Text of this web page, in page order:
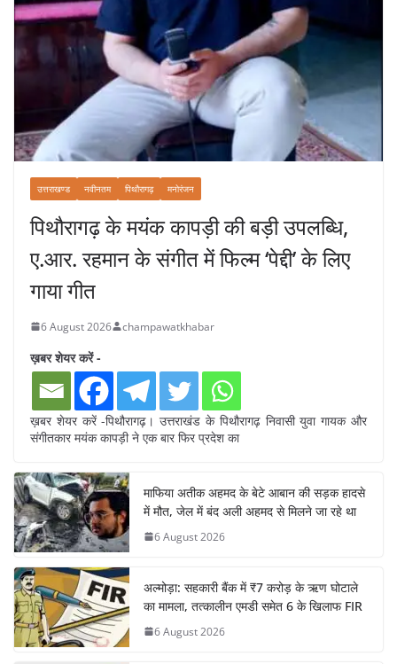
उत्तराखण्ड नवीनतम पिथौरागढ़ मनोरंजन
पिथौरागढ़ के मयंक कापड़ी की बड़ी उपलब्धि,
ए.आर. रहमान के संगीत में फिल्म ‘पेद्दी’ के लिए
गाया गीत
6 August 2026 champawatkhabar
ख़बर शेयर करें -
ख़बर शेयर करें -पिथौरागढ़। उत्तराखंड के पिथौरागढ़ निवासी युवा गायक और
संगीतकार मयंक कापड़ी ने एक बार फिर प्रदेश का
माफिया अतीक अहमद के बेटे आबान की सड़क हादसे
में मौत, जेल में बंद अली अहमद से मिलने जा रहे था
6 August 2026
अल्मोड़ा: सहकारी बैंक में ₹7 करोड़ के ऋण घोटाले
का मामला, तत्कालीन एमडी समेत 6 के खिलाफ FIR
6 August 2026